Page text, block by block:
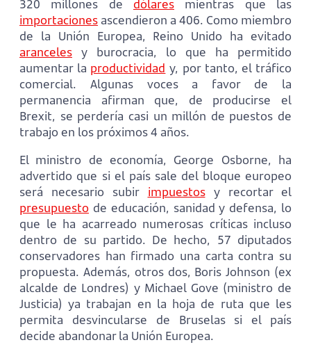
320 millones de dólares mientras que las
importaciones ascendieron a 406. Como miembro
de la Unión Europea, Reino Unido ha evitado
aranceles y burocracia, lo que ha permitido
aumentar la productividad y, por tanto, el tráfico
comercial. Algunas voces a favor de la
permanencia afirman que, de producirse el
Brexit, se perdería casi un millón de puestos de
trabajo en los próximos 4 años.
El ministro de economía, George Osborne, ha
advertido que si el país sale del bloque europeo
será necesario subir impuestosy recortar el
presupuesto de educación, sanidad y defensa, lo
que le ha acarreado numerosas críticas incluso
dentro de su partido. De hecho, 57 diputados
conservadores han firmado una carta contra su
propuesta. Además, otros dos, Boris Johnson (ex
alcalde de Londres) y Michael Gove (ministro de
Justicia) ya trabajan en la hoja de ruta que les
permita desvincularse de Bruselas si el país
decide abandonar la Unión Europea.